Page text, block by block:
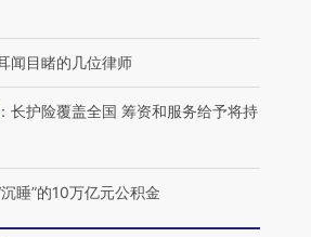
闻目睹的几位律师
： 长护险覆盖全国 筹资和服务给予将持
沉睡”的10万亿元公积金